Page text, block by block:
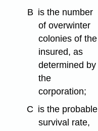
B is the number
of overwinter
colonies of the
insured, as
determined by
the
corporation;
C is the probable
survival rate,